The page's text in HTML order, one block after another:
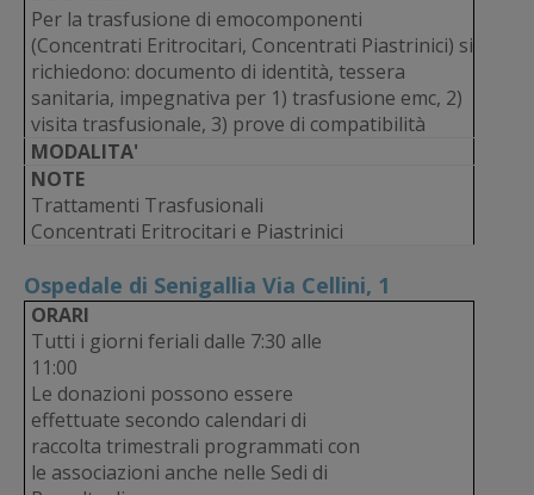
Per la trasfusione di emocomponenti
(Concentrati Eritrocitari, Concentrati Piastrinici) si
richiedono: documento di identità, tessera
sanitaria, impegnativa per 1) trasfusione emc, 2)
visita trasfusionale, 3) prove di compatibilità
MODALITA'
NOTE
Trattamenti Trasfusionali
Concentrati Eritrocitari e Piastrinici
Ospedale di Senigallia Via Cellini, 1
ORARI
Tutti i giorni feriali dalle 7:30 alle
11:00
Le donazioni possono essere
effettuate secondo calendari di
raccolta trimestrali programmati con
le associazioni anche nelle Sedi di